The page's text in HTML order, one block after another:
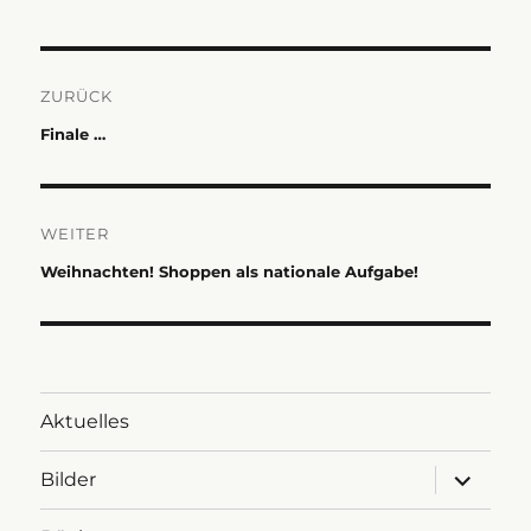
ZURÜCK
Vorheriger
Finale …
WEITER
Nächster
Weihnachten! Shoppen als nationale Aufgabe!
Aktuelles
Bilder
anzeigen